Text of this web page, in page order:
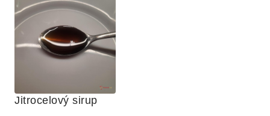
Jitrocelový sirup